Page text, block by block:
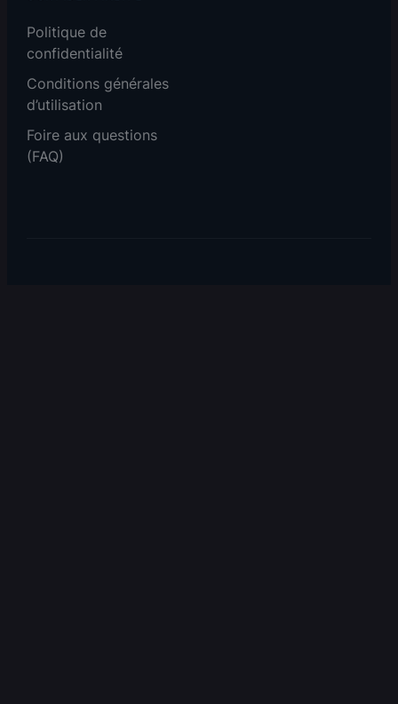
Politique de
confidentialité
Conditions générales
d’utilisation
Foire aux questions
(FAQ)